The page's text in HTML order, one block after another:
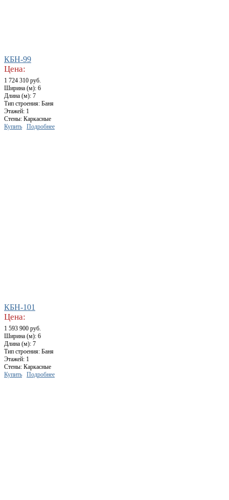
КБН-99
Цена:
1 724 310 руб.
Ширина (м): 6
Длина (м): 7
Тип строения: Баня
Этажей: 1
Стены: Каркасные
Купить
Подробнее
КБН-101
Цена:
1 593 900 руб.
Ширина (м): 6
Длина (м): 7
Тип строения: Баня
Этажей: 1
Стены: Каркасные
Купить
Подробнее